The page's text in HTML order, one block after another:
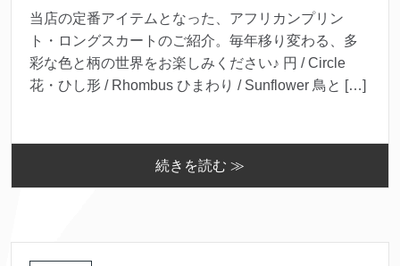
当店の定番アイテムとなった、アフリカンプリン
ト・ロングスカートのご紹介。毎年移り変わる、多
彩な色と柄の世界をお楽しみください♪ 円 / Circle
花・ひし形 / Rhombus ひまわり / Sunflower 鳥と […]
続きを読む ≫